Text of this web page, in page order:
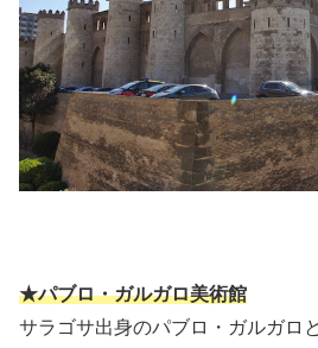
★パブロ・ガルガロ美術館
サラゴサ出身のパブロ・ガルガロ